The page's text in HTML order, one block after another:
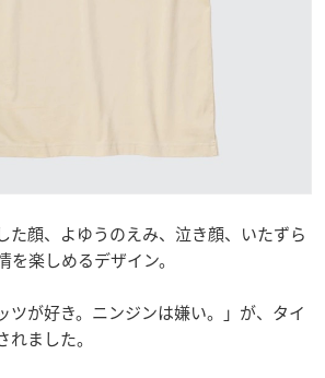
た顔、よゆうのえみ、泣き顔、いたずら
楽しめるデザイン。
ツが好き。ニンジンは嫌い。」が、タイ
ました。